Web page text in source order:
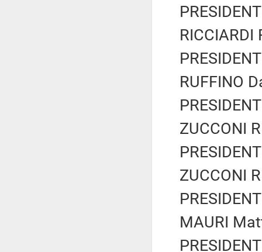
RUFFINO
ZUCCONI
ZUCCONI
MAURI